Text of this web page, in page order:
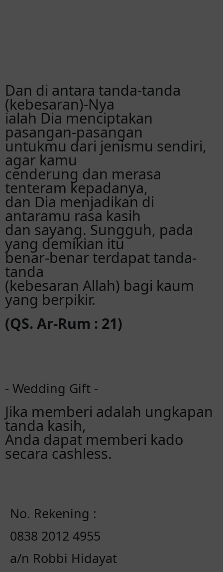
Dan di antara tanda-tanda
(kebesaran)-Nya
ialah Dia menciptakan
pasangan-pasangan
untukmu dari jenismu sendiri,
agar kamu
cenderung dan merasa
tenteram kepadanya,
dan Dia menjadikan di
antaramu rasa kasih
dan sayang. Sungguh, pada
yang demikian itu
benar-benar terdapat tanda-
tanda
(kebesaran Allah) bagi kaum
yang berpikir.
(QS. Ar-Rum : 21)
- Wedding Gift -
Jika memberi adalah ungkapan
tanda kasih,
Anda dapat memberi kado
secara cashless.
No. Rekening :
0838 2012 4955
a/n Robbi Hidayat